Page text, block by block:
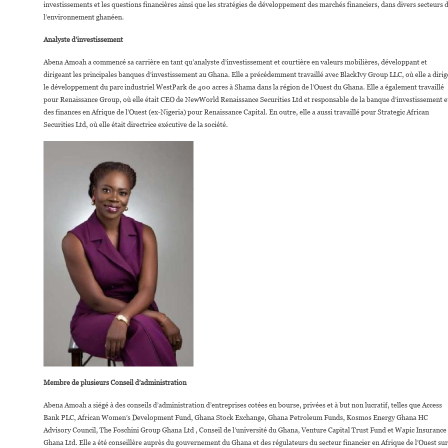
investissements et les questions financières ainsi que les stratégies de développement des marchés financiers, dans divers secteurs
l’environnement ghanéen.
Analyste d’investissement
Abena Amoah a commencé sa carrière en tant qu’analyste d’investissement et courtière en valeurs mobilières, développant et
dirigeant les principales banques d’investissement au Ghana. Elle a précédemment travaillé avec BlackIvy Group LLC, où elle a
le développement du parc industriel WestPark de 400 acres à Shama dans la région de l’Ouest du Ghana. Elle a également travaillé
pour Renaissance Group, où elle était CEO de NewWorld Renaissance Securities Ltd et responsable de la banque d’investissement
des finances en Afrique de l’Ouest (ex-Nigeria) pour Renaissance Capital. En outre, elle a aussi travaillé pour Strategic African
Securities Ltd, où elle était directrice exécutive de la société.
Membre de plusieurs Conseil d’administration
Abena Amoah a siégé à des conseils d’administration d’entreprises cotées en bourse, privées et à but non lucratif, telles que Access
Bank PLC, African Women’s Development Fund, Ghana Stock Exchange, Ghana Petroleum Funds, Kosmos Energy Ghana HC
Advisory Council, The Foschini Group Ghana Ltd , Conseil de l’université du Ghana, Venture Capital Trust Fund et Wapic Insurance
Ghana Ltd. Elle a été conseillère auprès du gouvernement du Ghana et des régulateurs du secteur financier en Afrique de l’Ouest sur